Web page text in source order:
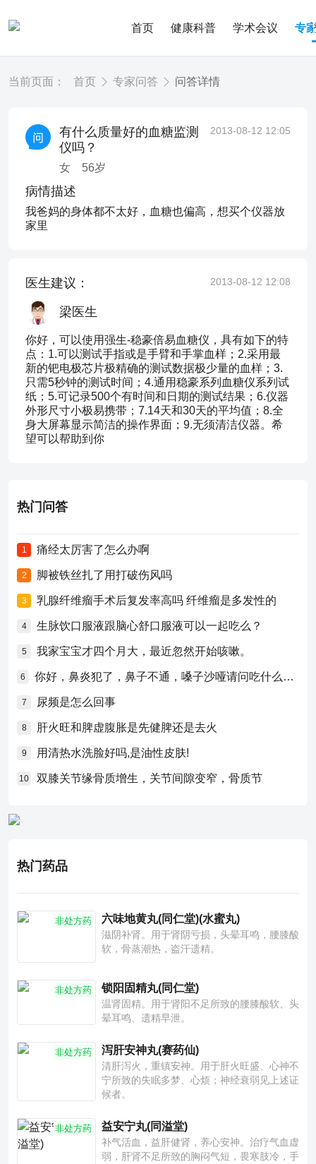
首页 健康科普 学术会议 专
当前页面： 首页 专家问答 问答详情
有什么质量好的血糖监测
仪吗？
女 56岁
2013-08-12 12:05
病情描述
我爸妈的身体都不太好，血糖也偏高，想买个仪器放
家里
医生建议： 2013-08-12 12:08
梁医生
你好，可以使用强生-稳豪倍易血糖仪，具有如下的特
点：1.可以测试手指或是手臂和手掌血样；2.采用最
新的钯电极芯片极精确的测试数据极少量的血样；3.
只需5秒钟的测试时间；4.通用稳豪系列血糖仪系列试
纸；5.可记录500个有时间和日期的测试结果；6.仪器
外形尺寸小极易携带；7.14天和30天的平均值；8.全
身大屏幕显示简洁的操作界面；9.无须清洁仪器。希
望可以帮助到你
热门问答
1 痛经太厉害了怎么办啊
2 脚被铁丝扎了用打破伤风吗
3 乳腺纤维瘤手术后复发率高吗 纤维瘤是多发性的
4 生脉饮口服液跟脑心舒口服液可以一起吃么？
5 我家宝宝才四个月大，最近忽然开始咳嗽。
6 你好，鼻炎犯了，鼻子不通，嗓子沙哑请问吃什么药比较好？
7 尿频是怎么回事
8 肝火旺和脾虚腹胀是先健脾还是去火
9 用清热水洗脸好吗,是油性皮肤!
10 双膝关节缘骨质增生，关节间隙变窄，骨质节
热门药品
非处方药 六味地黄丸(同仁堂)(水蜜丸)
滋阴补肾。用于肾阴亏损，头晕耳鸣，腰膝酸
软，骨蒸潮热，盗汗遗精。
非处方药 锁阳固精丸(同仁堂)
温肾固精。用于肾阳不足所致的腰膝酸软、头
晕耳鸣、遗精早泄。
非处方药 泻肝安神丸(赛药仙)
清肝泻火，重镇安神。用于肝火旺盛、心神不
宁所致的失眠多梦、心烦；神经衰弱见上述证
候者。
非处方药 益安宁丸(同溢堂)
补气活血，益肝健肾，养心安神。治疗气血虚
弱，肝肾不足所致的胸闷气短，畏寒肢冷，手